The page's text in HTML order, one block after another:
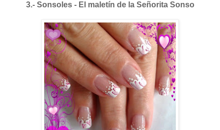
3.- Sonsoles - El maletín de la Señorita Sonso